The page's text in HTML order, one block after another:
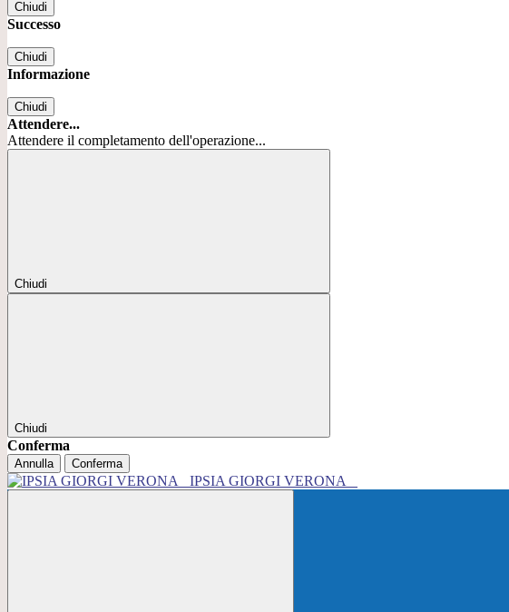
Chiudi
Successo
Chiudi
Informazione
Chiudi
Attendere...
Attendere il completamento dell'operazione...
Chiudi
Chiudi
Conferma
Annulla Conferma
IPSIA GIORGI VERONA